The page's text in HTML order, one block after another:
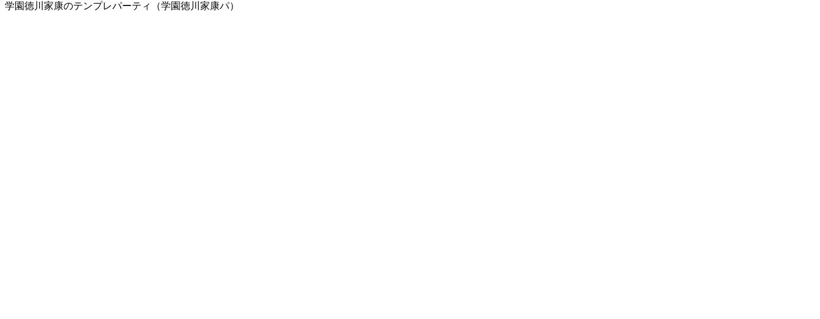
学園徳川家康のテンプレパーティ（学園徳川家康パ）